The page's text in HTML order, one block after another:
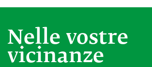
Nelle vostre
vicinanze